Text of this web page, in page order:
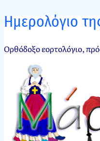
Ημερολόγιο
Ορθόδοξο εορτολόγιο,